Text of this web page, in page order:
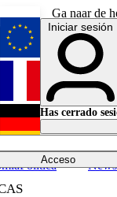
Ga naar de
Acceso
Política
English
Français
Iniciar sesión
Has cerrado